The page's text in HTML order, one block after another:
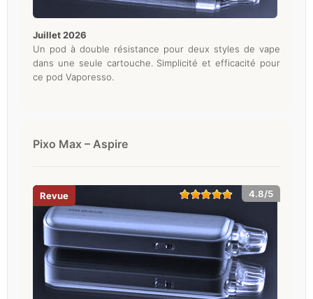
juillet 2026
Un pod à double résistance pour deux styles de vape
dans une seule cartouche. Simplicité et efficacité pour
ce pod Vaporesso.
Pixo Max – Aspire
4.8/5